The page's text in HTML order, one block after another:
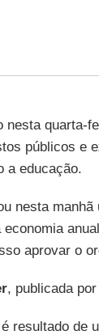
nesta quarta-
públicos e
a educação.
nesta
aprovar o
, publicada por
resultado de